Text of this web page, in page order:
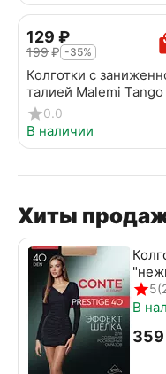
‍129‍ ₽
‍199‍₽ -35%
Колготки с
талией Malemi Tango
v.b. Daino
0.0
В наличии
Хиты
5
В
‍359‍